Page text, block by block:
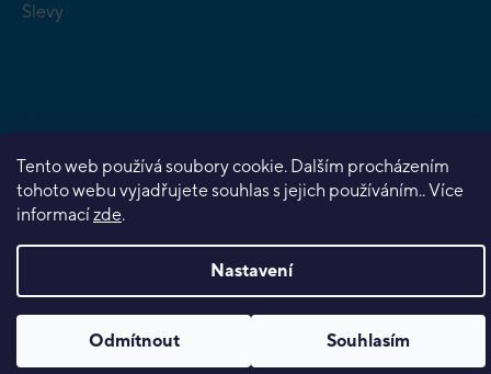
Tento web používá soubory cookie. Dalším procházením
tohoto webu vyjadřujete souhlas s jejich používáním.. Více
informacízde.
Nastavení
Odmítnout Souhlasím
Slevy
Vytvořil Shoptet Premium